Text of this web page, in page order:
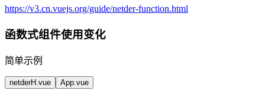
https://v3.cn.vuejs.org/guide/netder-function.html
函数式组件使用变化
简单示例
netderH.vue App.vue